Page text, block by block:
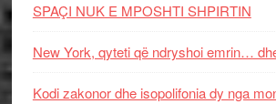
SPAÇI NUK E MPOSHTI SHPIRTIN
New York, qyteti që ndryshoi emrin…
Kodi zakonor dhe isopolifonia dy nga